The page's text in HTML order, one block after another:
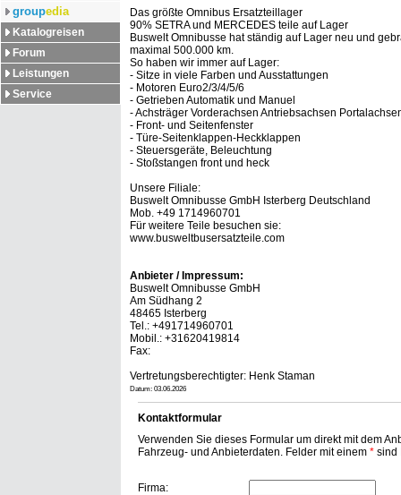
groupedia
Katalogreisen
Forum
Leistungen
Service
Das größte Omnibus Ersatzteillager
90% SETRA und MERCEDES teile auf Lager
Buswelt Omnibusse hat ständig auf Lager neu und
maximal 500.000 km.
So haben wir immer auf Lager:
- Sitze in viele Farben und Ausstattungen
- Motoren Euro2/3/4/5/6
- Getrieben Automatik und Manuel
- Achsträger Vorderachsen Antriebsachsen
- Front- und Seitenfenster
- Türe-Seitenklappen-Heckklappen
- Steuersgeräte, Beleuchtung
- Stoßstangen front und heck
Unsere Filiale:
Buswelt Omnibusse GmbH Isterberg Deutschland
Mob. +49 1714960701
Für weitere Teile besuchen sie:
www.busweltbusersatzteile.com
Anbieter / Impressum:
Buswelt Omnibusse GmbH
Am Südhang 2
48465 Isterberg
Tel.: +491714960701
Mobil.: +31620419814
Fax:
Vertretungsberechtigter: Henk Staman
Datum: 03.06.2026
Kontaktformular
Verwenden Sie dieses Formular um direkt mit dem
Fahrzeug- und Anbieterdaten. Felder mit einem *sind
Firma: